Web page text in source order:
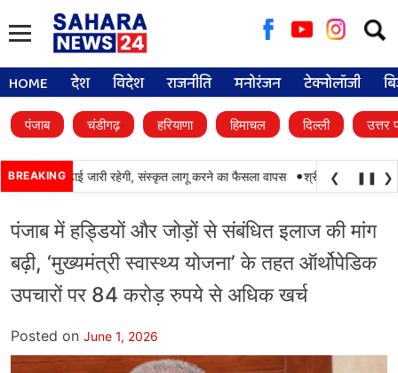
for:
HOME देश विदेश राजनीति मनोरंजन टेक्नोलॉजी
पंजाब चंडीगढ़ हरियाणा हिमाचल दिल्ली उत्तर
BREAKING
पंजाबी की पढ़ाई जारी रहेगी, संस्कृत लागू करने का फैसला वापस • श्री गुरु हरिकृष्ण
❮ ❚❚ ❯
पंजाब में हड्डियों और जोड़ों से संबंधित इलाज की मांग
बढ़ी, ‘मुख्यमंत्री स्वास्थ्य योजना’ के तहत ऑर्थोपेडिक
उपचारों पर 84 करोड़ रुपये से अधिक खर्च
Posted on June 1, 2026